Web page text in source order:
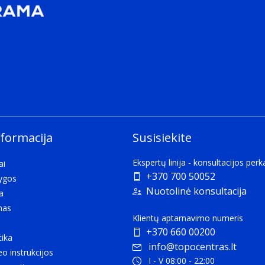
instrukcijos
Susisiekite
Ekspertų linija - konsultacijos
+370 700 50052
Nuotolinė konsultacija
Klientų aptarnavimo numeris
+370 660 00200
info@topocentras.lt
I - V 08:00 - 22:00